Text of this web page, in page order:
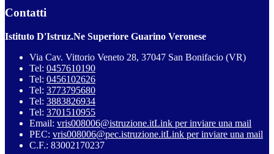
Contatti
Istituto D'Istruz.Ne Superiore Guarino Veronese
Via Cav. Vittorio Veneto 28, 37047 San Bonifacio (VR)
Tel: 0457610190
Tel: 0456102626
Tel: 3773795680
Tel: 3883826934
Tel: 3701510955
Email: vris008006@istruzione.itLink per inviare una mail
PEC: vris008006@pec.istruzione.itLink per inviare una mail
C.F.: 83002170237